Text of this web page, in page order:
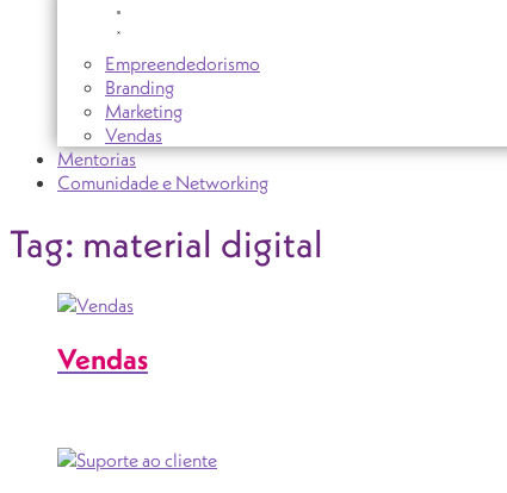
Empreendedorismo
Branding
Marketing
Vendas
Mentorias
Comunidade e Networking
Tag: material digital
Vendas